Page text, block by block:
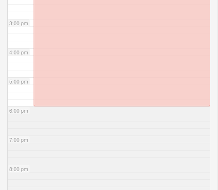
3:00 pm
4:00 pm
5:00 pm
6:00 pm
7:00 pm
8:00 pm